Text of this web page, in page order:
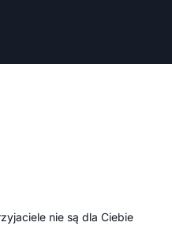
nie są dla Ciebie